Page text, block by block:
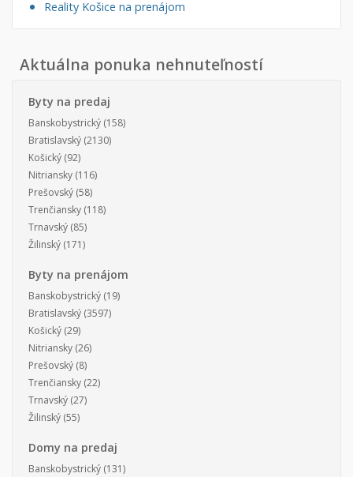
Reality Košice na prenájom
Aktuálna ponuka nehnuteľností
Byty na predaj
Banskobystrický (158)
Bratislavský (2130)
Košický (92)
Nitriansky (116)
Prešovský (58)
Trenčiansky (118)
Trnavský (85)
Žilinský (171)
Byty na prenájom
Banskobystrický (19)
Bratislavský (3597)
Košický (29)
Nitriansky (26)
Prešovský (8)
Trenčiansky (22)
Trnavský (27)
Žilinský (55)
Domy na predaj
Banskobystrický (131)